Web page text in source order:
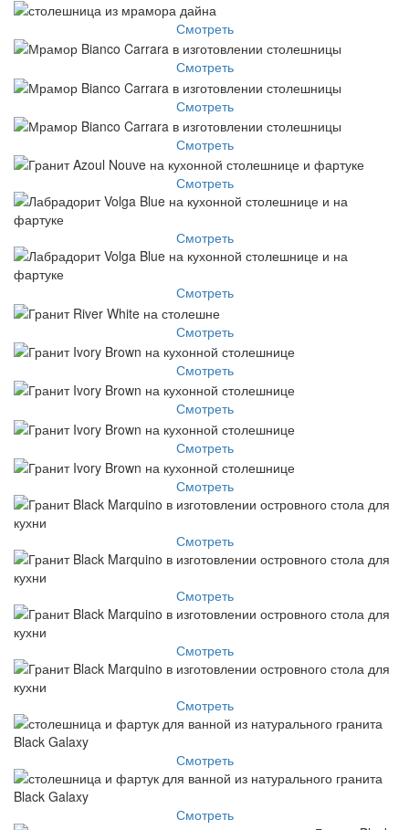
Смотреть
Смотреть
Смотреть
Смотреть
Смотреть
Смотреть
Смотреть
Смотреть
Смотреть
Смотреть
Смотреть
Смотреть
Смотреть
Смотреть
Смотреть
Смотреть
Смотреть
Смотреть